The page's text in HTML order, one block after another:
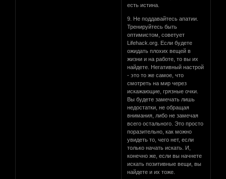
есть истина.
9. Не поддавайтесь апатии.
Тренируйтесь быть
оптимистом, советует
Lifehack.org. Если будете
ожидать плохих вещей в
жизни и на работе, то вы их
найдете. Негативный настрой
- это то же самое, что
смотреть на мир через
искажающие, грязные очки.
Вы будете замечать лишь
недостатки, не обращая
внимания, либо не замечая
всего остального. Это просто
поразительно, как можно
увидеть то, чего нет, если
только начать искать. И,
конечно же, если вы начнете
искать позитивные вещи, вы
найдете и их тоже.